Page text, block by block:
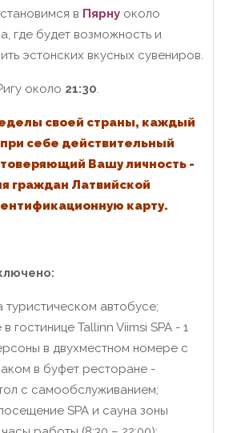
в Пярну около
где будет возможность и
эстонских вкусных сувениров.
около 21:30.
своей страны, каждый
себе действительный
Вашу личность -
граждан Латвийской
карту.
туристическом автобусе;
гостинице Tallinn Viimsi SPA - 1
в двухместном номере с
в буфет ресторане -
с самообслуживанием;
SPA и сауна зоны